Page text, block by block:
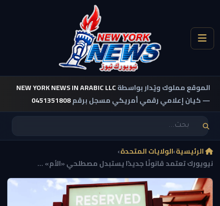
الموقع مملوك ويُدار بواسطةNEW YORK NEWS IN ARABIC LLC
— كيان إعلامي رقمي أمريكي مسجل برقم0451351808
الرئيسية›الولايات المتحدة›
نيويورك تعتمد قانونًا جديدًا يستبدل مصطلحي «الأم» ...